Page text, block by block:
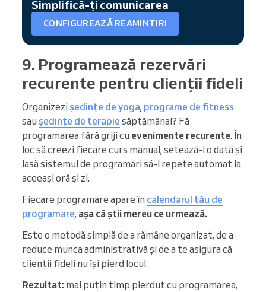
Simplifică-ți comunicarea
CONFIGUREAZĂ REAMINTIRI
9. Programează rezervări
recurente pentru clienții fideli
Organizezi ședințe de yoga, programe de fitness
sau ședințe de terapie săptămânal? Fă
programarea fără griji cu evenimente recurente. În
loc să creezi fiecare curs manual, setează-l o dată și
lasă sistemul de programări să-l repete automat la
aceeași oră și zi.
Fiecare programare apare în calendarul tău de
programare, așa că știi mereu ce urmează.
Este o metodă simplă de a rămâne organizat, de a
reduce munca administrativă și de a te asigura că
clienții fideli nu își pierd locul.
Rezultat: mai puțin timp pierdut cu programarea,